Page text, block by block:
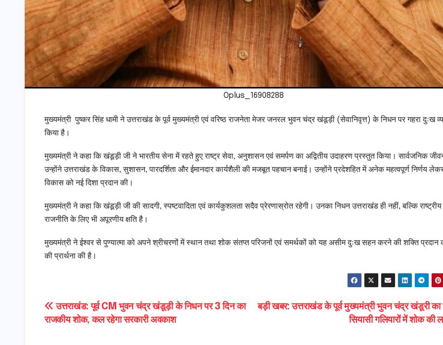
Oplus_16908288
मुख्यमंत्री पुष्कर सिंह धामी ने उत्तराखंड के पूर्व मुख्यमंत्री एवं वरिष्ठ राजनेता मेजर जनरल भुवन चंद्र खंडूड़ी (सेवानिवृत्त) के निधन पर गहरा दुःख
किया है।
मुख्यमंत्री ने कहा कि खंडूड़ी जी ने भारतीय सेना में रहते हुए राष्ट्र सेवा, अनुशासन एवं समर्पण का अद्वितीय उदाहरण प्रस्तुत किया। सार्वजनिक
उन्होंने उत्तराखंड के विकास, सुशासन, पारदर्शिता और ईमानदार कार्यशैली की मजबूत पहचान बनाई। उन्होंने प्रदेशहित में अनेक महत्वपूर्ण निर्णय
विकास को नई दिशा प्रदान की।
मुख्यमंत्री ने कहा कि खंडूड़ी जी की सादगी, स्पष्टवादिता एवं कार्यकुशलता सदैव प्रेरणास्रोत रहेगी। उनका निधन उत्तराखंड ही नहीं, बल्कि राष्ट्रीय
राजनीति के लिए भी अपूरणीय क्षति है।
मुख्यमंत्री ने ईश्वर से पुण्यात्मा को अपने श्रीचरणों में स्थान तथा शोक संतप्त परिजनों एवं समर्थकों को यह असीम दुःख सहन करने की शक्ति प्रदान
की प्रार्थना की है।
Post
navigation
बड़ी खबर: उत्तराखंड के पूर्व मुख्यमंत्री भुवन चंद्र खंडूरी का
सियासी गलियारों में शोक की
उत्तराखंड: पूर्व CM भुवन चंद्र खंडूड़ी के निधन पर 3 दिन का
राजकीय शोक, कल रहेगा सरकारी अवकाश